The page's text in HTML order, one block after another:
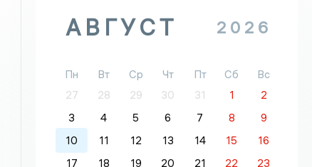
АВГУСТ 2026
Пн Вт Ср Чт Пт Сб
Вс
27
28 29 30 31 1
2
3
4 5 6 7 8
9
10
11 12 13 14 15
16
17
18 19 20 21 22
23